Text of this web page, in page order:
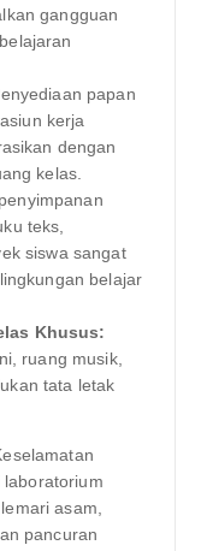
gangguan
papan
kerja
dengan
kelas.
teks,
siswa sangat
belajar
Khusus:
ruang musik,
tata letak
asam,
pancuran